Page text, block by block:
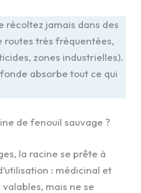
récoltez jamais dans des
routes très fréquentées,
zones industrielles).
absorbe tout ce qui
de fenouil sauvage ?
la racine se prête à
: médicinal et
mais ne se